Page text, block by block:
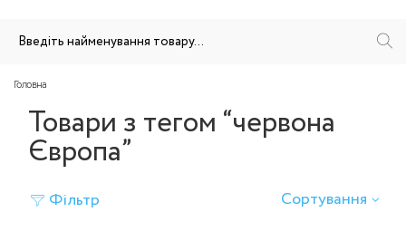
Головна
Товари з тегом “червона
Європа”
Фільтр Сортування